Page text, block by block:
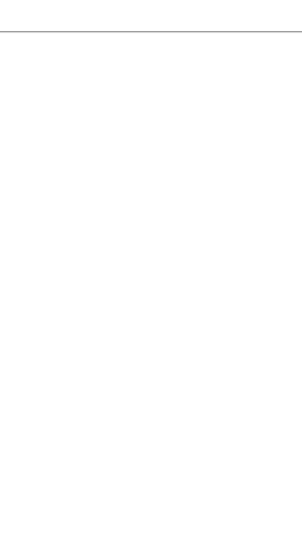
Vipps, Klarna och Google Pay.
debiteras kortet/fakturan.